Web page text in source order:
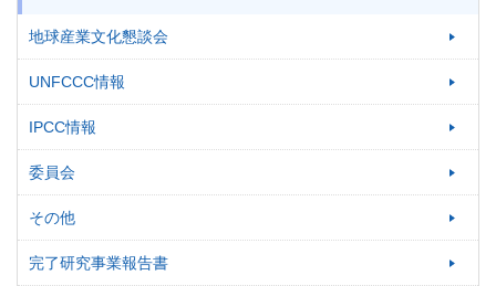
地球産業文化懇談会
UNFCCC情報
IPCC情報
委員会
その他
完了研究事業報告書